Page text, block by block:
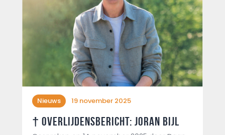
Nieuws 19 november 2025
† Overlijdensbericht: Joran Bijl